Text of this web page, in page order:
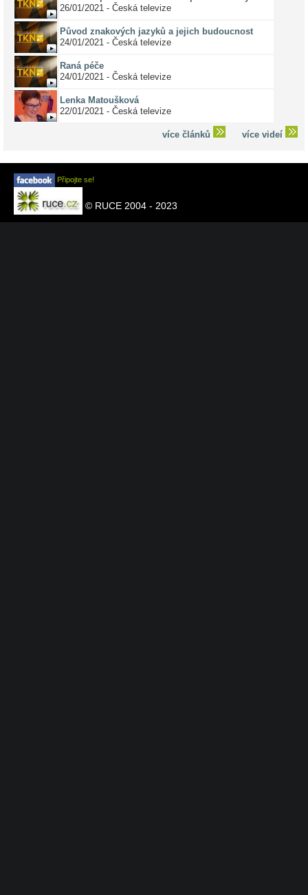
26/01/2021 - Česká televize
Původ znakových jazyků a jejich budoucnost
24/01/2021 - Česká televize
Raná péče
24/01/2021 - Česká televize
Lenka Matoušková
22/01/2021 - Česká televize
více článků více videí
Připojte se!
© RUCE 2004 - 2023